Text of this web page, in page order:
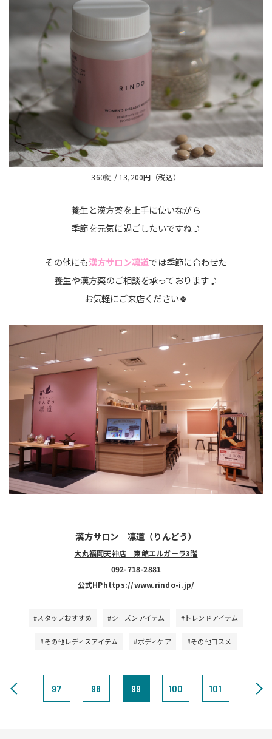
360錠 / 13,200円（税込）
養生と漢方薬を上手に使いながら
季節を元気に過ごしたいですね♪
その他にも漢方サロン凛道では季節に合わせた
養生や漢方薬のご相談を承っております♪
お気軽にご来店ください🍀
漢方サロン 凛道（りんどう）
大丸福岡天神店 東館エルガーラ3階
092-718-2881
公式HPhttps://www.rindo-i.jp/
#スタッフおすすめ #シーズンアイテム #トレンドアイテム
#その他レディスアイテム #ボディケア #その他コスメ
97 98 99 100 101